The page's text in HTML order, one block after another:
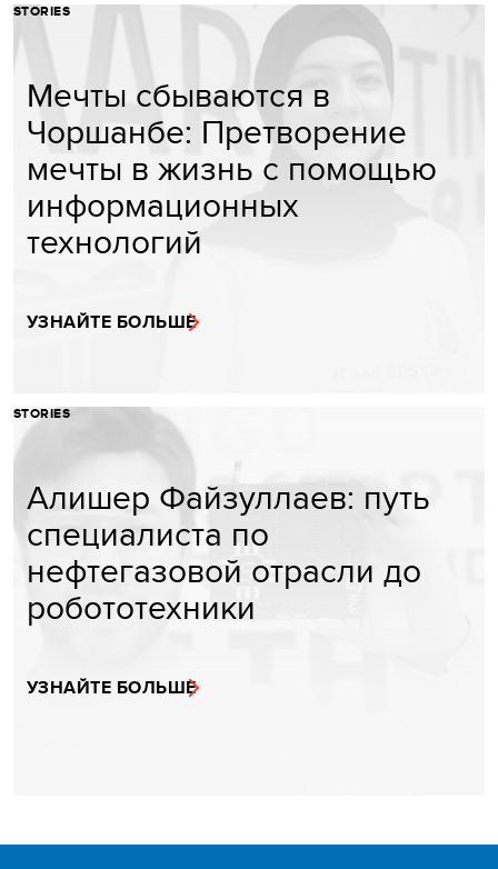
STORIES
Мечты сбываются в
Чоршанбе: Претворение
мечты в жизнь с помощью
информационных
технологий
УЗНАЙТЕ БОЛЬШЕ
STORIES
Алишер Файзуллаев: путь
специалиста по
нефтегазовой отрасли до
робототехники
УЗНАЙТЕ БОЛЬШЕ